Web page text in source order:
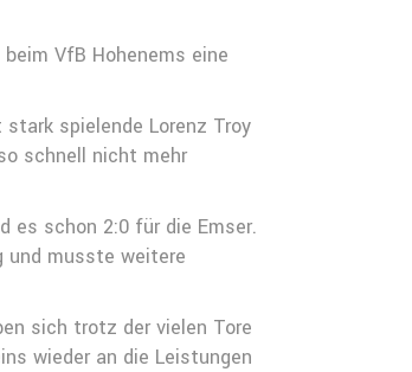
VfB Hohenems eine
spielende Lorenz Troy
schnell nicht mehr
es schon 2:0 für die Emser.
und musste weitere
sich trotz der vielen Tore
wieder an die Leistungen